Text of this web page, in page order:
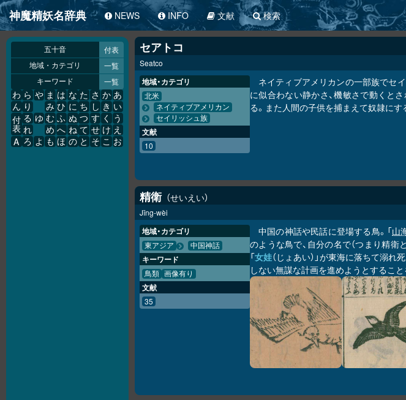
神魔精妖名辞典 NEWS INFO 文献 検索
五十音 付表
地域・カテゴリ 一覧
キーワード 一覧
あ
い
う
え
お
か
き
く
け
こ
さ
し
す
せ
そ
た
ち
つ
て
と
な
に
ぬ
ね
の
は
ひ
ふ
へ
ほ
ま
み
む
め
も
や
ゆ
よ
ら
り
る
れ
ろ
わ
ん
付
表
A
セアトコ
Seatco
ネイティブアメリカンの一部族でセ
に似合わない静かさ、機敏さで動くと
る。また人間の子供を捕まえて奴隷にす
地域・カテゴリ
北米
ネイティブアメリカン
セイリッシュ族
文献
10
精衛 せいえい
Jīng-wèi
中国の神話や民話に登場する鳥。「山
のような鳥で、自分の名で（つまり精
「女娃（じょあい）」が東海に落ちて溺
しない無謀な計画を進めようとすること
地域・カテゴリ
東アジア 中国神話
キーワード
鳥類 画像有り
文献
35